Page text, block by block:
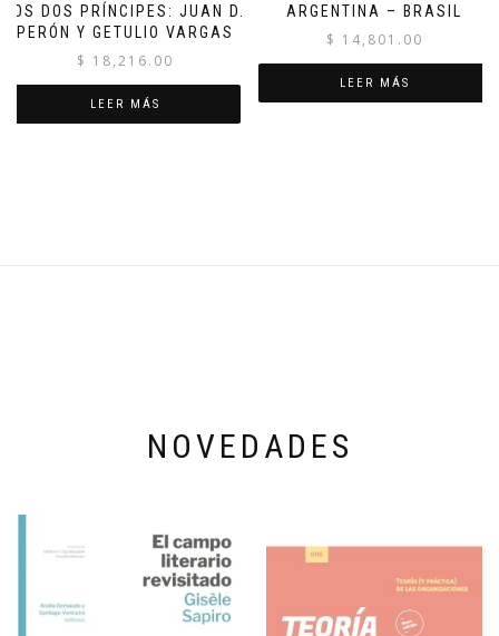
LOS DOS PRÍNCIPES: JUAN D.
PERÓN Y GETULIO VARGAS
$ 18,216.00
LEER MÁS
ARGENTINA – BRASIL
$ 14,801.00
LEER MÁS
NOVEDADES